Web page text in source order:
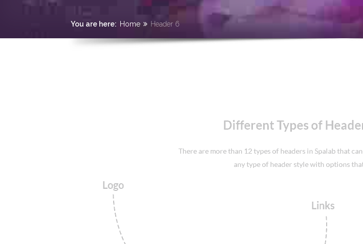
You are here: Home Header 6